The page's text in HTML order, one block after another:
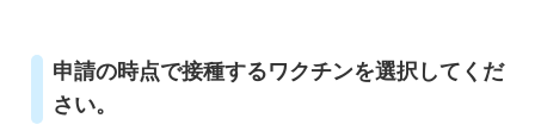
申請の時点で接種するワクチンを選択してくだ
さい。